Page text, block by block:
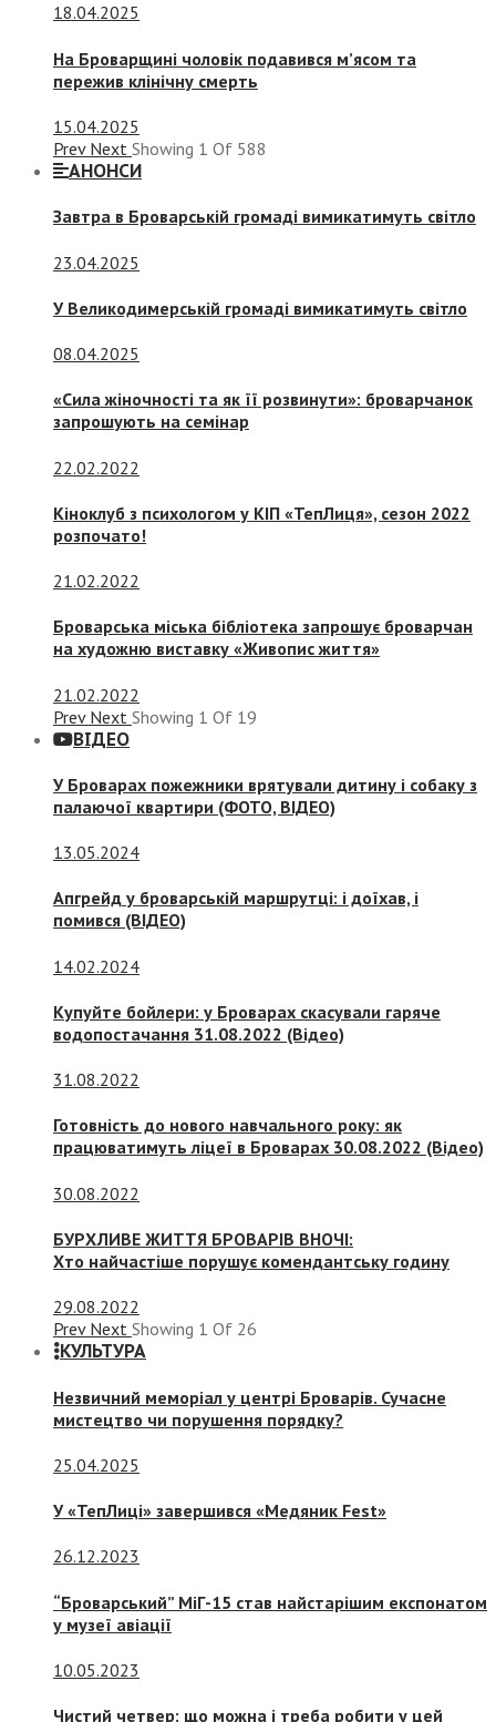
18.04.2025
На Броварщині чоловік подавився м’ясом та
пережив клінічну смерть
15.04.2025
Prev Next Showing 1 Of 588
АНОНСИ
Завтра в Броварській громаді вимикатимуть світло
23.04.2025
У Великодимерській громаді вимикатимуть світло
08.04.2025
«Сила жіночності та як її розвинути»: броварчанок
запрошують на семінар
22.02.2022
Кіноклуб з психологом у КІП «ТепЛиця», сезон 2022
розпочато!
21.02.2022
Броварська міська бібліотека запрошує броварчан
на художню виставку «Живопис життя»
21.02.2022
Prev Next Showing 1 Of 19
ВІДЕО
У Броварах пожежники врятували дитину і собаку з
палаючої квартири (ФОТО, ВІДЕО)
13.05.2024
Апгрейд у броварській маршрутці: і доїхав, і
помився (ВІДЕО)
14.02.2024
Купуйте бойлери: у Броварах скасували гаряче
водопостачання 31.08.2022 (Відео)
31.08.2022
Готовність до нового навчального року: як
працюватимуть ліцеї в Броварах 30.08.2022 (Відео)
30.08.2022
БУРХЛИВЕ ЖИТТЯ БРОВАРІВ ВНОЧІ:
Хто найчастіше порушує комендантську годину
29.08.2022
Prev Next Showing 1 Of 26
КУЛЬТУРА
Незвичний меморіал у центрі Броварів. Сучасне
мистецтво чи порушення порядку?
25.04.2025
У «ТепЛиці» завершився «Медяник Fest»
26.12.2023
“Броварський” МіГ-15 став найстарішим експонатом
у музеї авіації
10.05.2023
Чистий четвер: що можна і треба робити у цей